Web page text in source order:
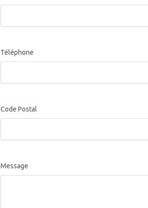
Téléphone
Code Postal
Message